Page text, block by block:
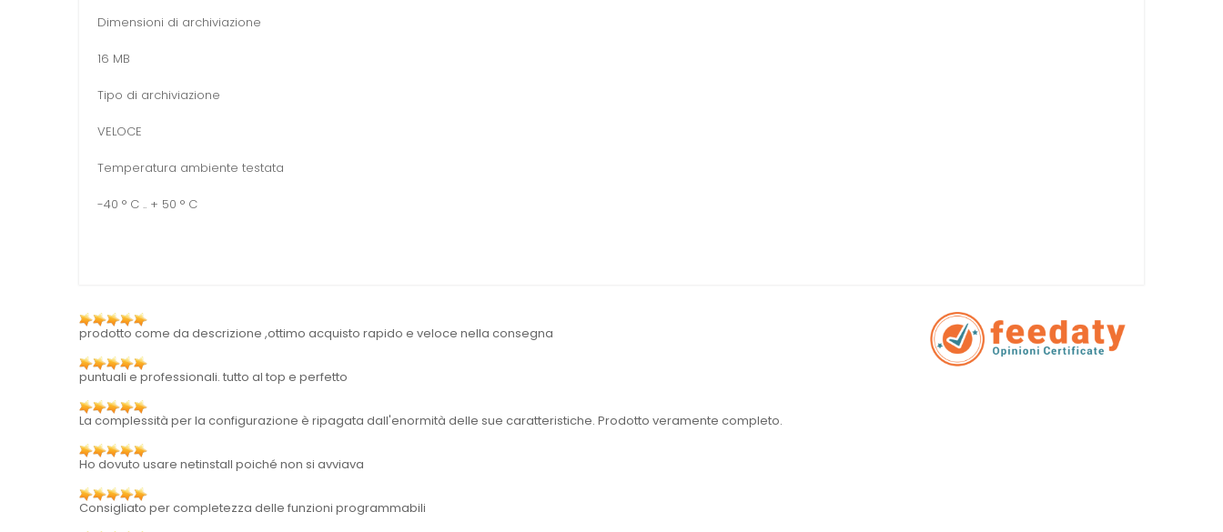
Dimensioni di archiviazione
16 MB
Tipo di archiviazione
VELOCE
Temperatura ambiente testata
-40 ° C .. + 50 ° C
prodotto come da descrizione ,ottimo acquisto rapido e veloce nella consegna
puntuali e professionali. tutto al top e perfetto
La complessità per la configurazione è ripagata dall'enormità delle sue caratteristiche. Prodotto veramente completo.
Ho dovuto usare netinstall poiché non si avviava
Consigliato per completezza delle funzioni programmabili